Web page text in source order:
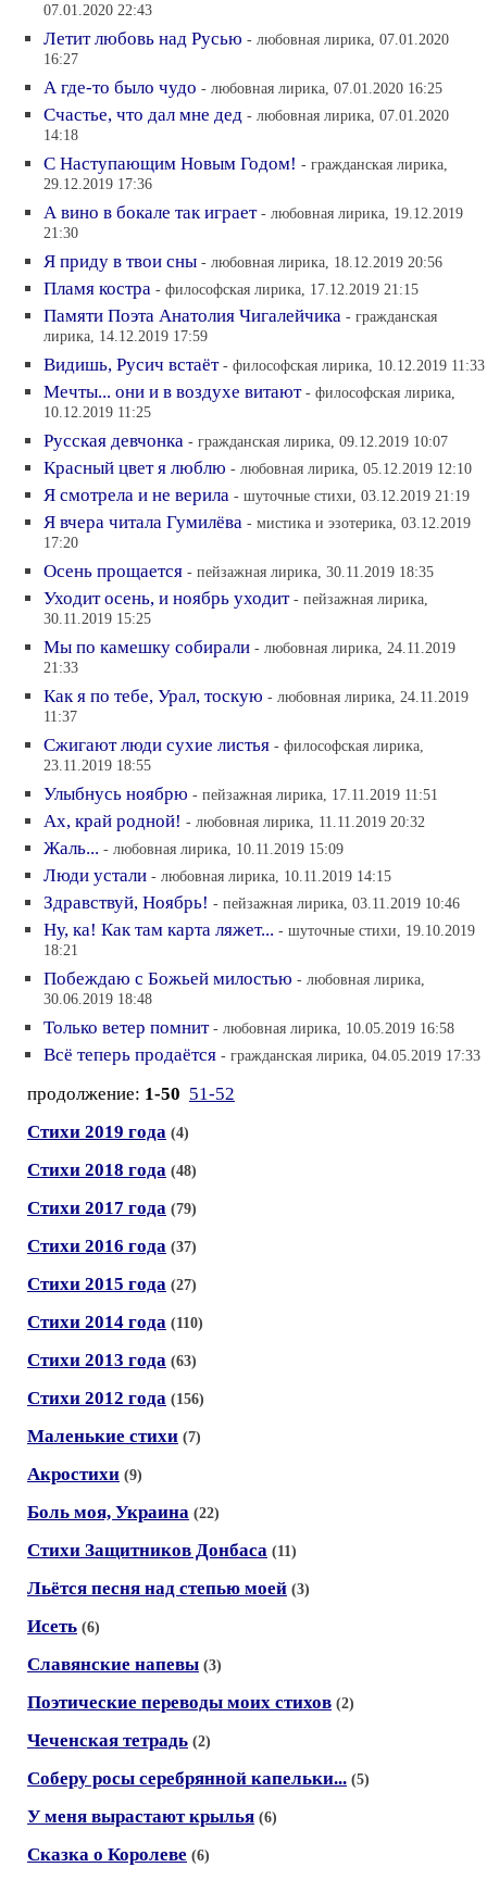
07.01.2020 22:43
Летит любовь над Русью - любовная лирика, 07.01.2020
16:27
А где-то было чудо - любовная лирика, 07.01.2020 16:25
Счастье, что дал мне дед - любовная лирика, 07.01.2020
14:18
С Наступающим Новым Годом! - гражданская лирика,
29.12.2019 17:36
А вино в бокале так играет - любовная лирика, 19.12.2019
21:30
Я приду в твои сны - любовная лирика, 18.12.2019 20:56
Пламя костра - философская лирика, 17.12.2019 21:15
Памяти Поэта Анатолия Чигалейчика - гражданская
лирика, 14.12.2019 17:59
Видишь, Русич встаёт - философская лирика, 10.12.2019 11:33
Мечты... они и в воздухе витают - философская лирика,
10.12.2019 11:25
Русская девчонка - гражданская лирика, 09.12.2019 10:07
Красный цвет я люблю - любовная лирика, 05.12.2019 12:10
Я смотрела и не верила - шуточные стихи, 03.12.2019 21:19
Я вчера читала Гумилёва - мистика и эзотерика, 03.12.2019
17:20
Осень прощается - пейзажная лирика, 30.11.2019 18:35
Уходит осень, и ноябрь уходит - пейзажная лирика,
30.11.2019 15:25
Мы по камешку собирали - любовная лирика, 24.11.2019
21:33
Как я по тебе, Урал, тоскую - любовная лирика, 24.11.2019
11:37
Сжигают люди сухие листья - философская лирика,
23.11.2019 18:55
Улыбнусь ноябрю - пейзажная лирика, 17.11.2019 11:51
Ах, край родной! - любовная лирика, 11.11.2019 20:32
Жаль... - любовная лирика, 10.11.2019 15:09
Люди устали - любовная лирика, 10.11.2019 14:15
Здравствуй, Ноябрь! - пейзажная лирика, 03.11.2019 10:46
Ну, ка! Как там карта ляжет... - шуточные стихи, 19.10.2019
18:21
Побеждаю с Божьей милостью - любовная лирика,
30.06.2019 18:48
Только ветер помнит - любовная лирика, 10.05.2019 16:58
Всё теперь продаётся - гражданская лирика, 04.05.2019 17:33
продолжение: 1-50 51-52
Стихи 2019 года (4)
Стихи 2018 года (48)
Стихи 2017 года (79)
Стихи 2016 года (37)
Стихи 2015 года (27)
Стихи 2014 года (110)
Стихи 2013 года (63)
Стихи 2012 года (156)
Маленькие стихи (7)
Акростихи (9)
Боль моя, Украина (22)
Стихи Защитников Донбаса (11)
Льётся песня над степью моей (3)
Исеть (6)
Славянские напевы (3)
Поэтические переводы моих стихов (2)
Чеченская тетрадь (2)
Соберу росы серебрянной капельки... (5)
У меня вырастают крылья (6)
Сказка о Королеве (6)